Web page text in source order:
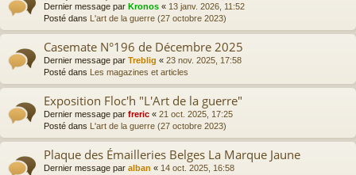
Dernier message par Kronos « 13 janv. 2026, 11:52
Posté dans L'art de la guerre (27 octobre 2023)
Casemate N°196 de Décembre 2025
Dernier message par Treblig « 23 nov. 2025, 17:58
Posté dans Les magazines et articles
Exposition Floc'h "L'Art de la guerre"
Dernier message par freric « 21 oct. 2025, 17:25
Posté dans L'art de la guerre (27 octobre 2023)
Plaque des Émailleries Belges La Marque Jaune
Dernier message par alban « 14 oct. 2025, 16:58